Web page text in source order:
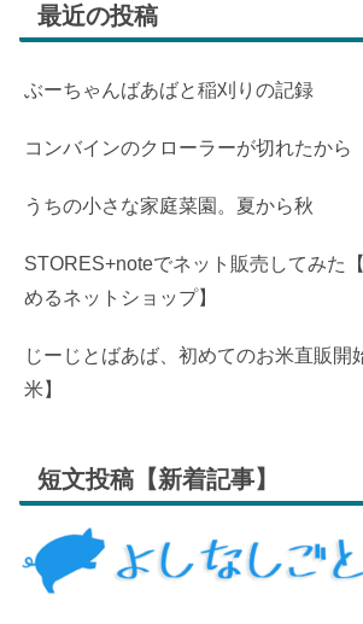
最近の投稿
ぶーちゃんばあばと稲刈りの記録
コンバインのクローラーが切れたから
うちの小さな家庭菜園。夏から秋
STORES+noteでネット販売してみた
めるネットショップ】
じーじとばあば、初めてのお米直販開
米】
短文投稿【新着記事】